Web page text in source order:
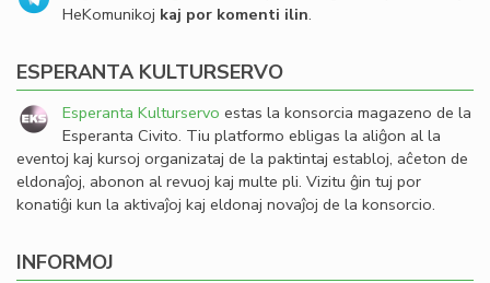
HeKomunikoj kaj por komenti ilin.
ESPERANTA KULTURSERVO
Esperanta Kulturservo estas la konsorcia magazeno de la
Esperanta Civito. Tiu platformo ebligas la aliĝon al la
eventoj kaj kursoj organizataj de la paktintaj establoj, aĉeton de
eldonaĵoj, abonon al revuoj kaj multe pli. Vizitu ĝin tuj por
konatiĝi kun la aktivaĵoj kaj eldonaj novaĵoj de la konsorcio.
INFORMOJ